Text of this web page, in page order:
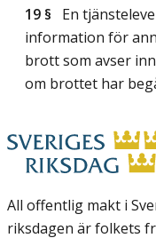
19 § En
information för
brott som avser
om brottet har
All offentlig makt i
riksdagen är folkets